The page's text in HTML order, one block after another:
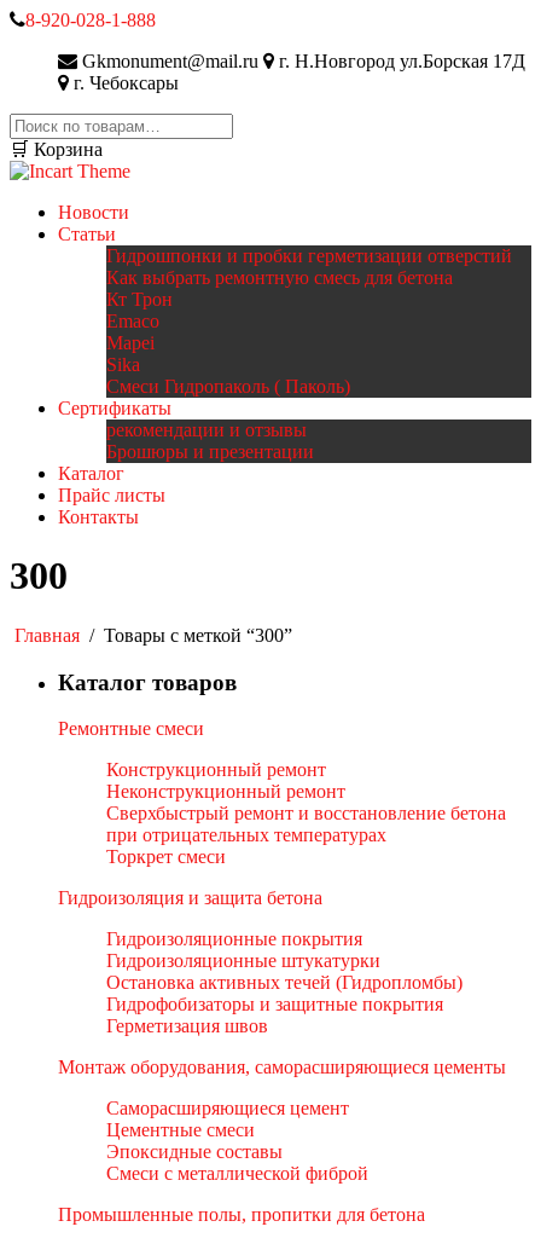
8-920-028-1-888
Gkmonument@mail.ru
г. Н.Новгород ул.Борская 17Д
г. Чебоксары
Искать:
🛒 Корзина
Новости
Статьи
Гидрошпонки и пробки герметизации отверстий
Как выбрать ремонтную смесь для бетона
Кт Трон
Emaco
Mapei
Sika
Смеси Гидропаколь ( Паколь)
Сертификаты
рекомендации и отзывы
Брошюры и презентации
Каталог
Прайс листы
Контакты
300
Главная / Товары с меткой “300”
Каталог товаров
Ремонтные смеси
Конструкционный ремонт
Неконструкционный ремонт
Сверхбыстрый ремонт и восстановление бетона
при отрицательных температурах
Торкрет смеси
Гидроизоляция и защита бетона
Гидроизоляционные покрытия
Гидроизоляционные штукатурки
Остановка активных течей (Гидропломбы)
Гидрофобизаторы и защитные покрытия
Герметизация швов
Монтаж оборудования, саморасширяющиеся цементы
Саморасширяющиеся цемент
Цементные смеси
Эпоксидные составы
Смеси с металлической фиброй
Промышленные полы, пропитки для бетона